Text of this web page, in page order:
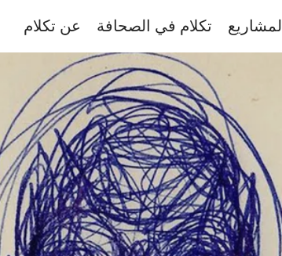
المشاريع تكلام في الصحافة عن تكلام